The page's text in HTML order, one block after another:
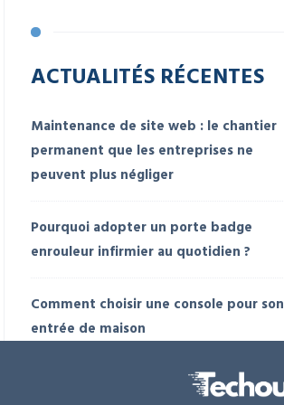
ACTUALITÉS RÉCENTES
Maintenance de site web : le chantier
permanent que les entreprises ne
peuvent plus négliger
Pourquoi adopter un porte badge
enrouleur infirmier au quotidien ?
Comment choisir une console pour son
entrée de maison